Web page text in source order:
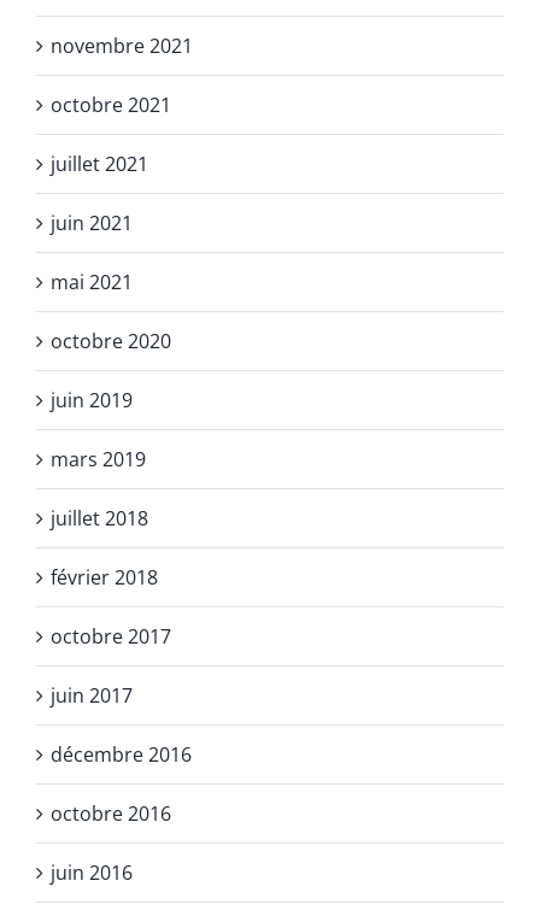
novembre 2021
octobre 2021
juillet 2021
juin 2021
mai 2021
octobre 2020
juin 2019
mars 2019
juillet 2018
février 2018
octobre 2017
juin 2017
décembre 2016
octobre 2016
juin 2016